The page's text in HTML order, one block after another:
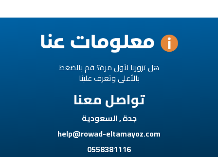
هل تزورنا لأول مرة؟ قم بالضغط
بالأعلى وتعرف علينا
تواصل معنا
جدة , السعودية
help@rowad-eltamayoz.com
0558381116